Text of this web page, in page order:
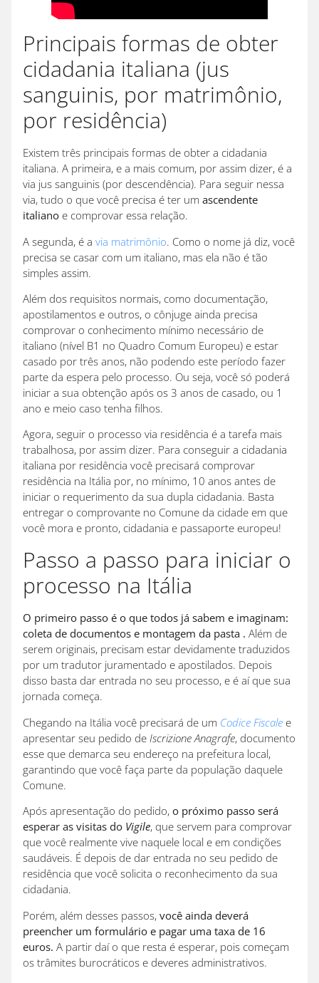
Principais formas de obter
cidadania italiana (jus
sanguinis, por matrimônio,
por residência)
Existem três principais formas de obter a cidadania
italiana. A primeira, e a mais comum, por assim dizer, é a
via jus sanguinis (por descendência). Para seguir nessa
via, tudo o que você precisa é ter um ascendente
italiano e comprovar essa relação.
A segunda, é a via matrimônio. Como o nome já diz, você
precisa se casar com um italiano, mas ela não é tão
simples assim.
Além dos requisitos normais, como documentação,
apostilamentos e outros, o cônjuge ainda precisa
comprovar o conhecimento mínimo necessário de
italiano (nível B1 no Quadro Comum Europeu) e estar
casado por três anos, não podendo este período fazer
parte da espera pelo processo. Ou seja, você só poderá
iniciar a sua obtenção após os 3 anos de casado, ou 1
ano e meio caso tenha filhos.
Agora, seguir o processo via residência é a tarefa mais
trabalhosa, por assim dizer. Para conseguir a cidadania
italiana por residência você precisará comprovar
residência na Itália por, no mínimo, 10 anos antes de
iniciar o requerimento da sua dupla cidadania. Basta
entregar o comprovante no Comune da cidade em que
você mora e pronto, cidadania e passaporte europeu!
Passo a passo para iniciar o
processo na Itália
O primeiro passo é o que todos já sabem e imaginam:
coleta de documentos e montagem da pasta . Além de
serem originais, precisam estar devidamente traduzidos
por um tradutor juramentado e apostilados. Depois
disso basta dar entrada no seu processo, e é aí que sua
jornada começa.
Chegando na Itália você precisará de um Codice Fiscale e
apresentar seu pedido de Iscrizione Anagrafe, documento
esse que demarca seu endereço na prefeitura local,
garantindo que você faça parte da população daquele
Comune.
Após apresentação do pedido, o próximo passo será
esperar as visitas do Vigile, que servem para comprovar
que você realmente vive naquele local e em condições
saudáveis. É depois de dar entrada no seu pedido de
residência que você solicita o reconhecimento da sua
cidadania.
Porém, além desses passos, você ainda deverá
preencher um formulário e pagar uma taxa de 16
euros. A partir daí o que resta é esperar, pois começam
os trâmites burocráticos e deveres administrativos.